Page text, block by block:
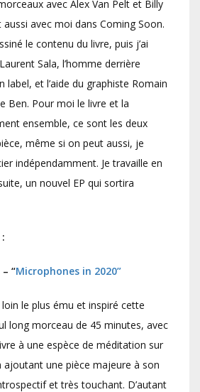
avec Alex Van Pelt et Billy
avec moi dans Coming Soon.
le contenu du livre, puis j’ai
Sala, l’homme derrière
label, et l’aide du graphiste Romain
Ben. Pour moi le livre et la
ensemble, ce sont les deux
même si on peut aussi, je
indépendamment. Je travaille en
un nouvel EP qui sortira
– “Microphones in 2020”
loin le plus ému et inspiré cette
long morceau de 45 minutes, avec
à une espèce de méditation sur
ajoutant une pièce majeure à son
et très touchant. D’autant